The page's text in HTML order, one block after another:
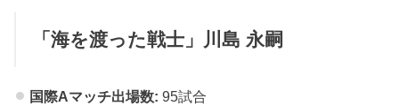
「海を渡った戦士」川島 永嗣
国際Aマッチ出場数: 95試合